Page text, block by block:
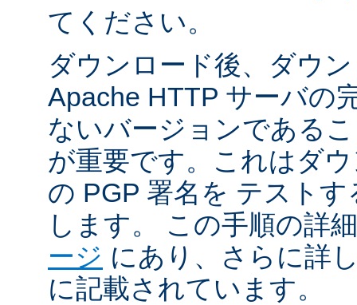
てください。
ダウンロード後、ダウ
Apache HTTP サーバの
ないバージョンである
が重要です。これはダ
の PGP 署名を テスト
します。 この手順の詳
ージ にあり、さらに詳
に記載されています。